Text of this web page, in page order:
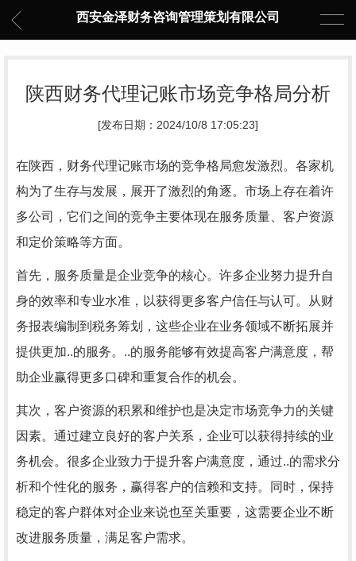
西安金泽财务咨询管理策划有限公司
陕西财务代理记账市场竞争格局分析
[发布日期：2024/10/8 17:05:23]
在陕西，财务代理记账市场的竞争格局愈发激烈。各家机
构为了生存与发展，展开了激烈的角逐。市场上存在着许
多公司，它们之间的竞争主要体现在服务质量、客户资源
和定价策略等方面。
首先，服务质量是企业竞争的核心。许多企业努力提升自
身的效率和专业水准，以获得更多客户信任与认可。从财
务报表编制到税务筹划，这些企业在业务领域不断拓展并
提供更加..的服务。..的服务能够有效提高客户满意度，帮
助企业赢得更多口碑和重复合作的机会。
其次，客户资源的积累和维护也是决定市场竞争力的关键
因素。通过建立良好的客户关系，企业可以获得持续的业
务机会。很多企业致力于提升客户满意度，通过..的需求分
析和个性化的服务，赢得客户的信赖和支持。同时，保持
稳定的客户群体对企业来说也至关重要，这需要企业不断
改进服务质量，满足客户需求。